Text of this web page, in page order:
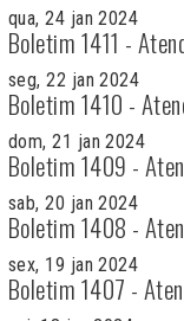
qua, 24 jan 2024
Boletim 1411 -
seg, 22 jan 2024
Boletim 1410 -
dom, 21 jan 2024
Boletim 1409 -
sab, 20 jan 2024
Boletim 1408 -
sex, 19 jan 2024
Boletim 1407 -